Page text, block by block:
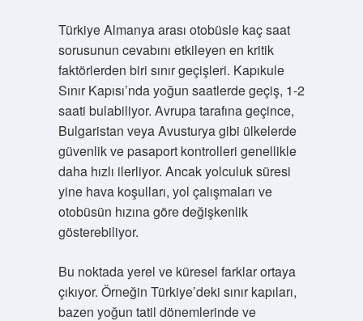
Türkiye Almanya arası otobüsle kaç saat
sorusunun cevabını etkileyen en kritik
faktörlerden biri sınır geçişleri. Kapıkule
Sınır Kapısı’nda yoğun saatlerde geçiş, 1-2
saati bulabiliyor. Avrupa tarafına geçince,
Bulgaristan veya Avusturya gibi ülkelerde
güvenlik ve pasaport kontrolleri genellikle
daha hızlı ilerliyor. Ancak yolculuk süresi
yine hava koşulları, yol çalışmaları ve
otobüsün hızına göre değişkenlik
gösterebiliyor.
Bu noktada yerel ve küresel farklar ortaya
çıkıyor. Örneğin Türkiye’deki sınır kapıları,
bazen yoğun tatil dönemlerinde ve